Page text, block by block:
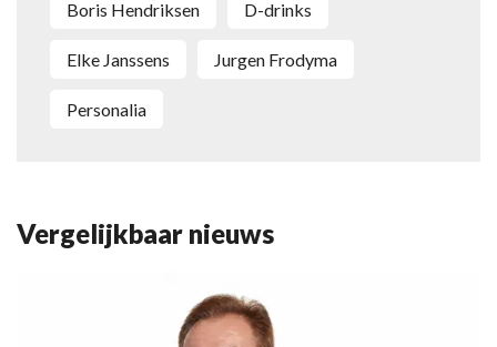
Boris Hendriksen D-drinks
Elke Janssens Jurgen Frodyma
personalia
Vergelijkbaar nieuws